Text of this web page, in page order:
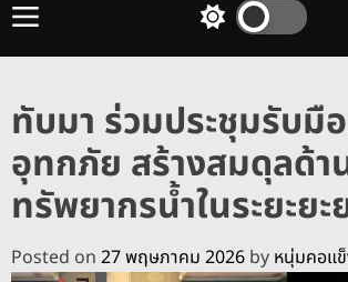
า
ว
M
c
h
c
o
l
o
r
m
ทับมา ร่วมประชุมรับมื
อุทกภัย สร้างสมดุลด้า
ทรัพยากรน้ำในระยะยะ
Posted on 27 พฤษภาคม 2026 by หนุ่มคอแ